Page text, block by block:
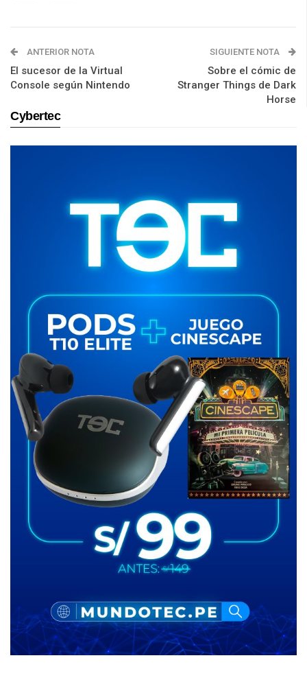
ANTERIOR NOTA
El sucesor de la Virtual
Console según Nintendo
SIGUIENTE NOTA
Sobre el cómic de
Stranger Things de Dark
Horse
Cybertec